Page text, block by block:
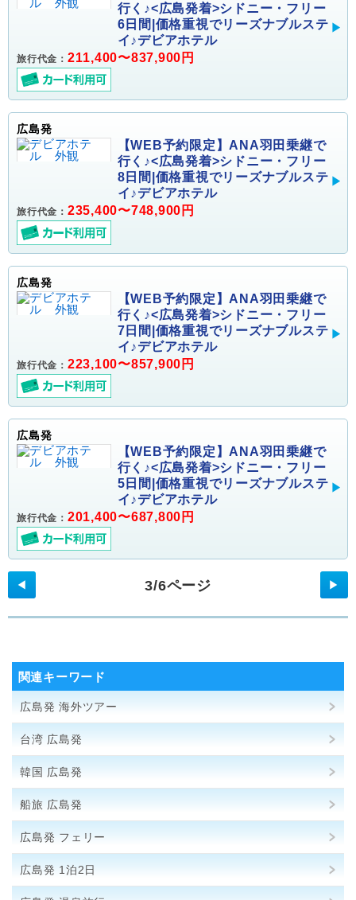
行く♪<広島発着>シドニー・フリー
6日間|価格重視でリーズナブルステ
イ♪デビアホテル
旅行代金： 211,400〜837,900円
広島発
【WEB予約限定】ANA羽田乗継で
行く♪<広島発着>シドニー・フリー
8日間|価格重視でリーズナブルステ
イ♪デビアホテル
旅行代金： 235,400〜748,900円
広島発
【WEB予約限定】ANA羽田乗継で
行く♪<広島発着>シドニー・フリー
7日間|価格重視でリーズナブルステ
イ♪デビアホテル
旅行代金： 223,100〜857,900円
広島発
【WEB予約限定】ANA羽田乗継で
行く♪<広島発着>シドニー・フリー
5日間|価格重視でリーズナブルステ
イ♪デビアホテル
旅行代金： 201,400〜687,800円
◀ 3/6ページ ▶
関連キーワード
広島発 海外ツアー
台湾 広島発
韓国 広島発
船旅 広島発
広島発 フェリー
広島発 1泊2日